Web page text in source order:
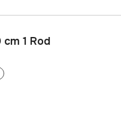
cm 1 Rod